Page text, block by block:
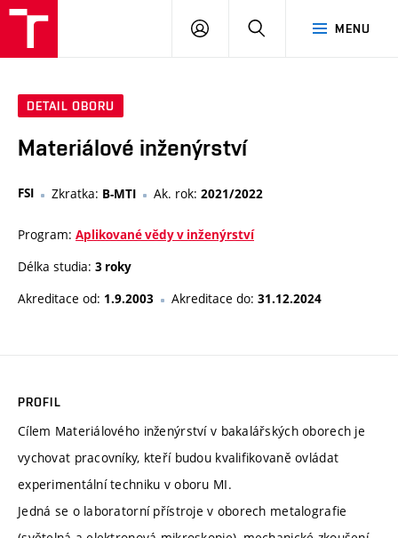
MENU
PŘIHLÁSIT
DETAIL OBORU
Materiálové inženýrství
FSI Zkratka: B-MTI Ak. rok: 2021/2022
Program: Aplikované vědy v inženýrství
Délka studia: 3 roky
Akreditace od: 1.9.2003 Akreditace do: 31.12.2024
PROFIL
Cílem Materiálového inženýrství v bakalářských oborech je
vychovat pracovníky, kteří budou kvalifikovaně ovládat
experimentální techniku v oboru MI.
Jedná se o laboratorní přístroje v oborech metalografie